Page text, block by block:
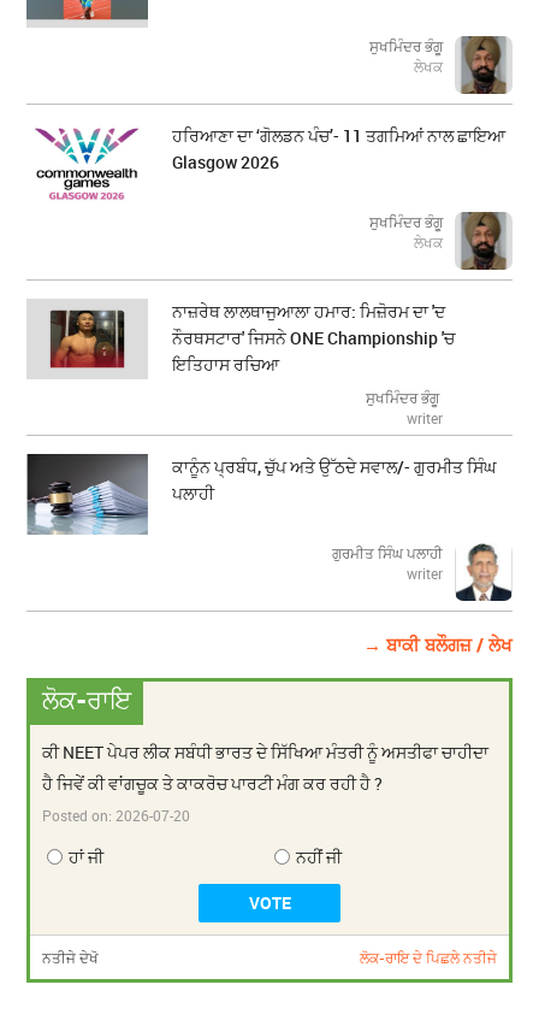
ਸੁਖਮਿੰਦਰ ਭੰਗੂ
ਲੇਖਕ
ਹਰਿਆਣਾ ਦਾ ‘ਗੋਲਡਨ ਪੰਚ’- 11 ਤਗਮਿਆਂ ਨਾਲ ਛਾਇਆ
Glasgow 2026
ਸੁਖਮਿੰਦਰ ਭੰਗੂ
ਲੇਖਕ
ਨਾਜ਼ਰੇਥ ਲਾਲਥਾਜੁਆਲਾ ਹਮਾਰ: ਮਿਜ਼ੋਰਮ ਦਾ 'ਦ
ਨੌਰਥਸਟਾਰ' ਜਿਸਨੇ ONE Championship 'ਚ
ਇਤਿਹਾਸ ਰਚਿਆ
ਸੁਖਮਿੰਦਰ ਭੰਗੂ
writer
ਕਾਨੂੰਨ ਪ੍ਰਬੰਧ, ਚੁੱਪ ਅਤੇ ਉੱਠਦੇ ਸਵਾਲ/- ਗੁਰਮੀਤ ਸਿੰਘ
ਪਲਾਹੀ
ਗੁਰਮੀਤ ਸਿੰਘ ਪਲਾਹੀ
writer
→ ਬਾਕੀ ਬਲੌਗਜ਼ / ਲੇਖ
ਲੋਕ-ਰਾਇ
ਕੀ NEET ਪੇਪਰ ਲੀਕ ਸਬੰਧੀ ਭਾਰਤ ਦੇ ਸਿੱਖਿਆ ਮੰਤਰੀ ਨੂੰ ਅਸਤੀਫਾ ਚਾਹੀਦਾ
ਹੈ ਜਿਵੇਂ ਕੀ ਵਾਂਗਚੂਕ ਤੇ ਕਾਕਰੋਚ ਪਾਰਟੀ ਮੰਗ ਕਰ ਰਹੀ ਹੈ ?
Posted on:2026-07-20
ਹਾਂ ਜੀ ਨਹੀਂ ਜੀ
ਨਤੀਜੇ ਦੇਖੋ ਲੋਕ-ਰਾਇ ਦੇ ਪਿਛਲੇ ਨਤੀਜੇ